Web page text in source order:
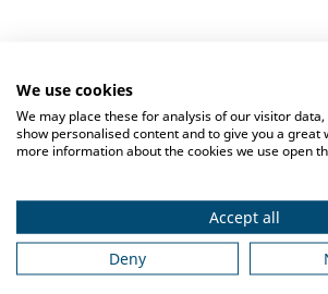
DeRAK Theepot 40cl Banquet DS/4
dubbel geglazuurd. RAK porselein wordt
is geschikt voor professioneel en intensief
vaatwasserbestendig en geschikt voor logo-
5 jaar chip-garantie
RAK servies biedt een chipgarantie van 5 jaar
We use cookies
We may place these for analysis of our visitor
show personalised content and to give you a great
more information about the cookies we use open
Accept all
Deny